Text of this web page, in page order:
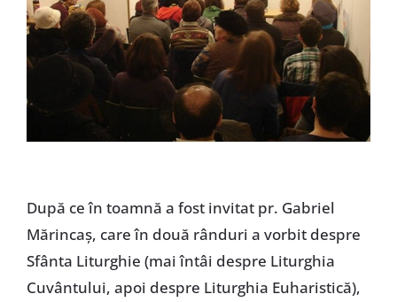
După ce în toamnă a fost invitat pr. Gabriel
Mărincaş, care în două rânduri a vorbit despre
Sfânta Liturghie (mai întâi despre Liturghia
Cuvântului, apoi despre Liturghia Euharistică),